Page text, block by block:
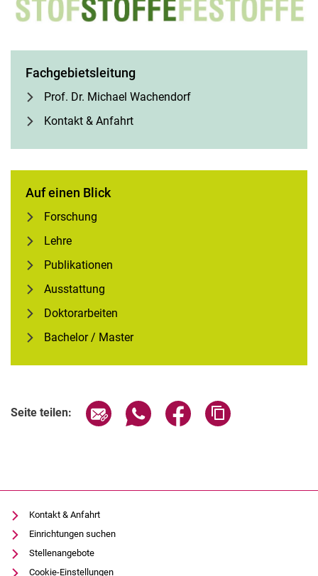
Fach­ge­biets­lei­tung
Prof. Dr. Michael Wachendorf
Kontakt & Anfahrt
Auf einen Blick
Forschung
Lehre
Publikationen
Ausstattung
Doktorarbeiten
Bachelor / Master
Seite teilen: Seite über E-Mail teilen
Seite über WhatsApp teilen
Seite über Facebook
Kontakt & Anfahrt
Einrichtungen suchen
Stellenangebote
Cookie-Einstellungen